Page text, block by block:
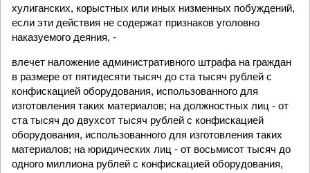
хулиганских, корыстных или иных низменных побуждений,
если эти действия не содержат признаков уголовно
наказуемого деяния, -
влечет наложение административного штрафа на граждан
в размере от пятидесяти тысяч до ста тысяч рублей с
конфискацией оборудования, использованного для
изготовления таких материалов; на должностных лиц - от
ста тысяч до двухсот тысяч рублей с конфискацией
оборудования, использованного для изготовления таких
материалов; на юридических лиц - от восьмисот тысяч до
одного миллиона рублей с конфискацией оборудования,